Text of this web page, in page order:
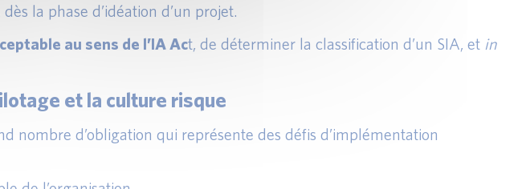
la phase d’idéation d’un projet.
au sens de l’IA Act, de déterminer la classification d’un SIA, et in
et la culture risque
nombre d’obligation qui représente des défis d’implémentation